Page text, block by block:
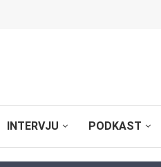
INTERVJU PODKAST